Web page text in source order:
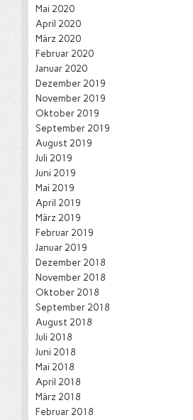
Mai 2020
April 2020
März 2020
Februar 2020
Januar 2020
Dezember 2019
November 2019
Oktober 2019
September 2019
August 2019
Juli 2019
Juni 2019
Mai 2019
April 2019
März 2019
Februar 2019
Januar 2019
Dezember 2018
November 2018
Oktober 2018
September 2018
August 2018
Juli 2018
Juni 2018
Mai 2018
April 2018
März 2018
Februar 2018